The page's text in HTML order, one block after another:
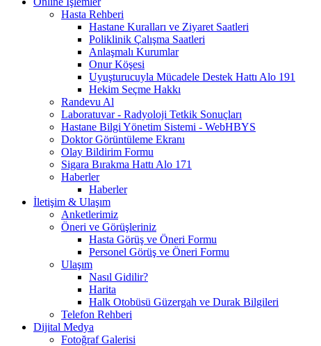
Hasta Rehberi
Hastane Kuralları ve Ziyaret Saatleri
Poliklinik Çalışma Saatleri
Anlaşmalı Kurumlar
Onur Köşesi
Uyuşturucuyla Mücadele Destek Hattı Alo 191
Hekim Seçme Hakkı
Randevu Al
Laboratuvar - Radyoloji Tetkik Sonuçları
Hastane Bilgi Yönetim Sistemi - WebHBYS
Doktor Görüntüleme Ekranı
Olay Bildirim Formu
Sigara Bırakma Hattı Alo 171
Haberler
Haberler
İletişim & Ulaşım
Anketlerimiz
Öneri ve Görüşleriniz
Hasta Görüş ve Öneri Formu
Personel Görüş ve Öneri Formu
Ulaşım
Nasıl Gidilir?
Harita
Halk Otobüsü Güzergah ve Durak Bilgileri
Telefon Rehberi
Dijital Medya
Fotoğraf Galerisi